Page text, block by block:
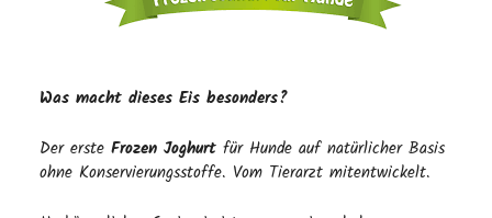
Was macht dieses Eis besonders?
Der erste Frozen Joghurt für Hunde auf natürlicher Basis
ohne Konservierungsstoffe. Vom Tierarzt mitentwickelt.